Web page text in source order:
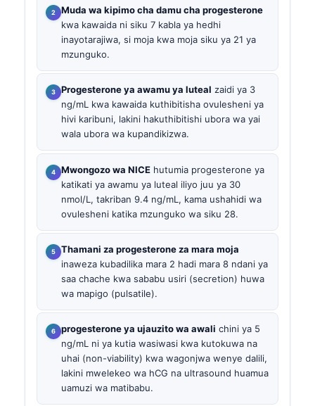
Muda wa kipimo cha damu cha progesterone
kwa kawaida ni siku 7 kabla ya hedhi
inayotarajiwa, si moja kwa moja siku ya 21 ya
mzunguko.
Progesterone ya awamu ya luteal zaidi ya 3
ng/mL kwa kawaida kuthibitisha ovulesheni ya
hivi karibuni, lakini hakuthibitishi ubora wa yai
wala ubora wa kupandikizwa.
Mwongozo wa NICE hutumia progesterone ya
katikati ya awamu ya luteal iliyo juu ya 30
nmol/L, takriban 9.4 ng/mL, kama ushahidi wa
ovulesheni katika mzunguko wa siku 28.
Thamani za progesterone za mara moja
inaweza kubadilika mara 2 hadi mara 8 ndani ya
saa chache kwa sababu usiri (secretion) huwa
wa mapigo (pulsatile).
progesterone ya ujauzito wa awali chini ya 5
ng/mL ni ya kutia wasiwasi kwa kutokuwa na
uhai (non-viability) kwa wagonjwa wenye dalili,
lakini mwelekeo wa hCG na ultrasound huamua
uamuzi wa matibabu.